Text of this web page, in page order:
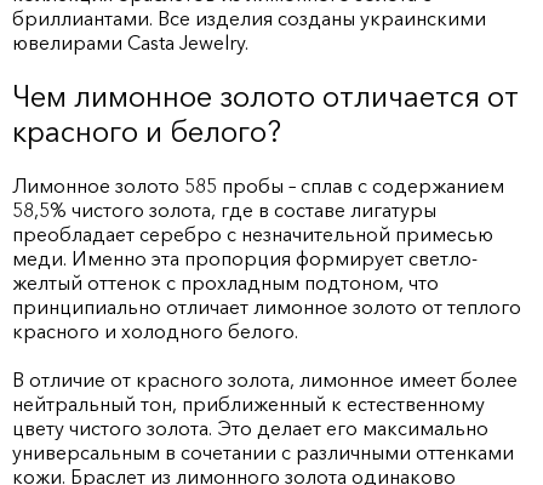
бриллиантами. Все изделия созданы украинскими
ювелирами Casta Jewelry.
Чем лимонное золото отличается от
красного и белого?
Лимонное золото 585 пробы – сплав с содержанием
58,5% чистого золота, где в составе лигатуры
преобладает серебро с незначительной примесью
меди. Именно эта пропорция формирует светло-
желтый оттенок с прохладным подтоном, что
принципиально отличает лимонное золото от теплого
красного и холодного белого.
В отличие от красного золота, лимонное имеет более
нейтральный тон, приближенный к естественному
цвету чистого золота. Это делает его максимально
универсальным в сочетании с различными оттенками
кожи. Браслет из лимонного золота одинаково